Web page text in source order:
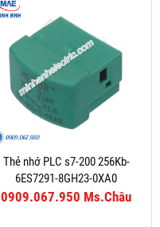
Thẻ nhớ PLC s7-200 256Kb-
6ES7291-8GH23-0XA0
0909.067.950 Ms.Châu